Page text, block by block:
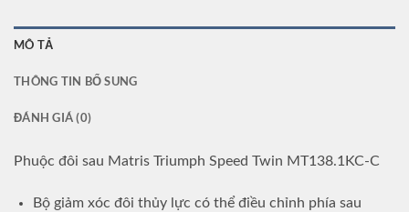
MÔ TẢ
THÔNG TIN BỔ SUNG
ĐÁNH GIÁ (0)
Phuộc đôi sau Matris Triumph Speed Twin MT138.1KC-C
Bộ giảm xóc đôi thủy lực có thể điều chỉnh phía sau